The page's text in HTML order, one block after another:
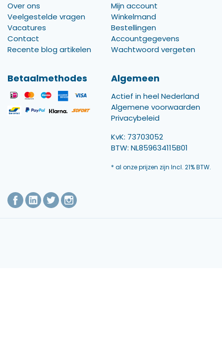
Over ons
Veelgestelde vragen
Vacatures
Contact
Recente blog artikelen
Mijn account
Winkelmand
Bestellingen
Accountgegevens
Wachtwoord vergeten
Betaalmethodes Algemeen
Actief in heel Nederland
Algemene voorwaarden
Privacybeleid
KvK: 73703052
BTW: NL859634115B01
* al onze prijzen zijn Incl. 21% BTW.